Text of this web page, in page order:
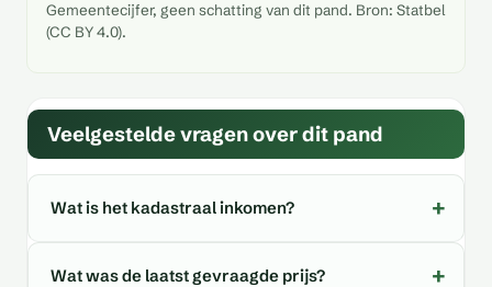
Gemeentecijfer, geen schatting van dit pand. Bron: Statbel
(CC BY 4.0).
Veelgestelde vragen over dit pand
Wat is het kadastraal inkomen?
Wat was de laatst gevraagde prijs?